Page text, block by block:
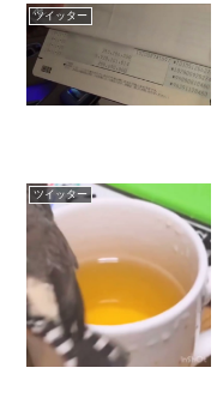
ツイッター
ツイッター